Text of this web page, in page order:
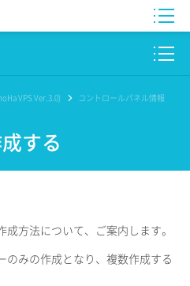
VPS Ver.3.0)
コントロールパネル情報
する
方法について、ご案内します。
のみの作成となり、複数作成する